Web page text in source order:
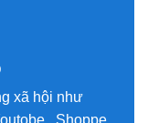
xã hội như